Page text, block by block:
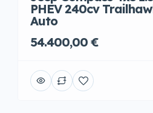
PHEV 240cv
Auto
54.400,00 €